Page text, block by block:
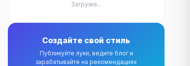
Загрузка...
Создайте свой стиль
Публикуйте луки, ведите блог и
зарабатывайте на рекомендациях